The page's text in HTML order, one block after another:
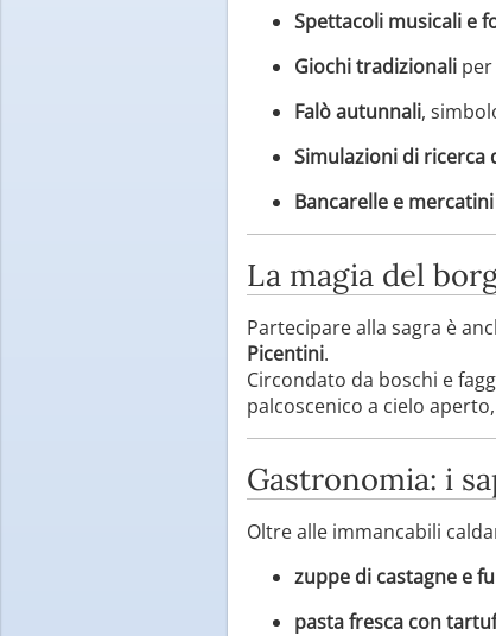
Spettacoli musicali e
Giochi tradizionali
Falò autunnali,
Simulazioni di ricerca
Bancarelle e mercatini
La magia del
Partecipare alla sagra è
Picentini.
Circondato da boschi e
palcoscenico a cielo
Gastronomia: i
Oltre alle immancabili
zuppe di castagne e
pasta fresca con